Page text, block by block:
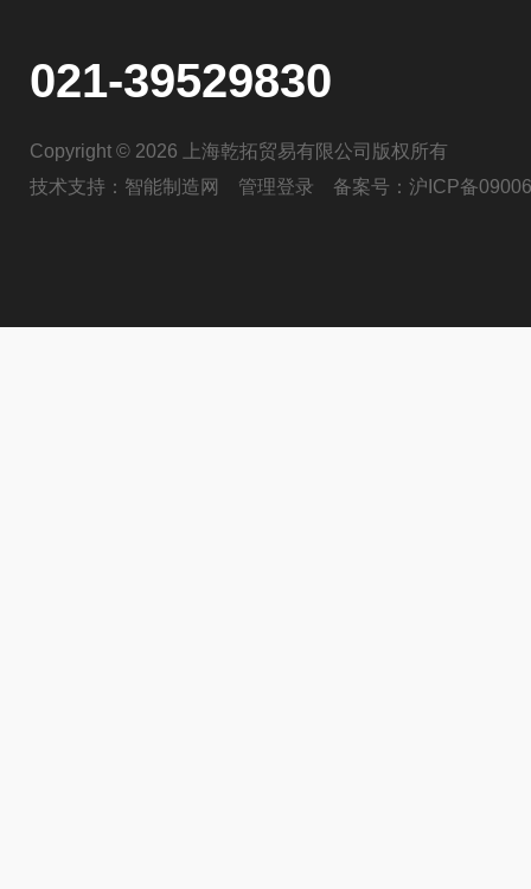
021-39529830
Copyright © 2026 上海乾拓贸易有限公司版权所有
技术支持： 智能制造网 管理登录 备案号： 沪ICP备